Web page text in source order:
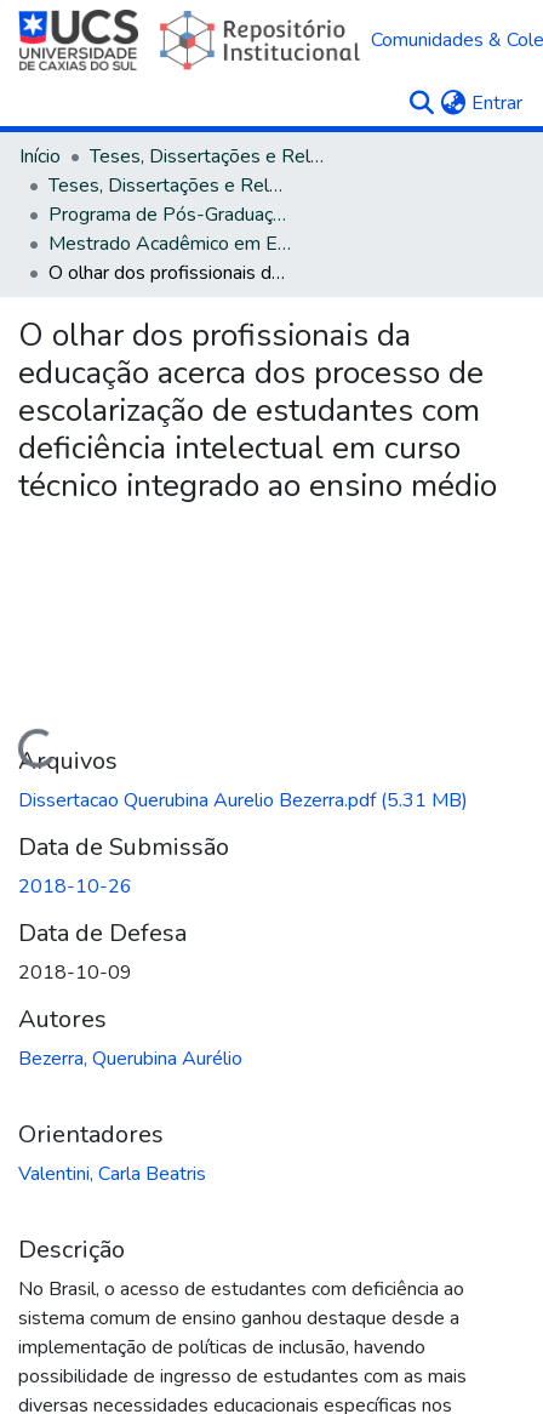
Comunidades &
Entrar
Início
Teses, Dissertações e Relatórios
Teses, Dissertações e Relatórios defendidos na UCS
Programa de Pós-Graduação em Educação
Mestrado Acadêmico em Educação
O olhar dos profissionais da educação acerca dos processo de escolarização de estudantes com deficiência intelectual em curso técnico integrado ao ensino médio
O olhar dos profissionais da
educação acerca dos processo de
escolarização de estudantes com
deficiência intelectual em curso
técnico integrado ao ensino médio
Arquivos
Dissertacao Querubina Aurelio Bezerra.pdf(5.31 MB)
Data de Submissão
2018-10-26
Data de Defesa
2018-10-09
Autores
Bezerra, Querubina Aurélio
Orientadores
Valentini, Carla Beatris
Descrição
No Brasil, o acesso de estudantes com deficiência ao
sistema comum de ensino ganhou destaque desde a
implementação de políticas de inclusão, havendo
possibilidade de ingresso de estudantes com as mais
diversas necessidades educacionais específicas nos